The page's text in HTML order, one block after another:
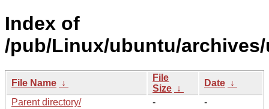
Index of
/pub/Linux/ubuntu/
File Name ↓
File
Size ↓
Date ↓
Parent directory/
-
-